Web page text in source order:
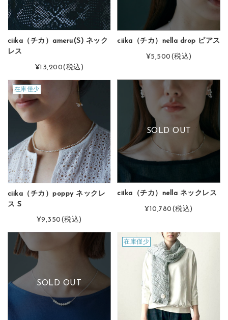
ciika（チカ）ameru(S) ネック
レス
¥13,200(税込)
ciika（チカ）nella drop ピアス
¥5,500 (税込)
在庫僅少
ciika（チカ）poppy ネックレ
ス S
¥9,350 (税込)
SOLD OUT
ciika（チカ）nella ネックレス
¥10,780 (税込)
SOLD OUT
在庫僅少